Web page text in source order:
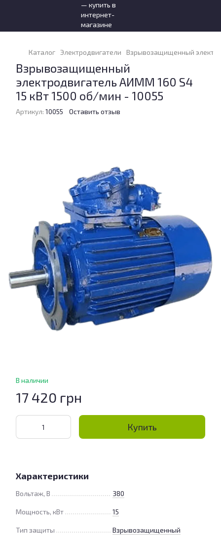
Каталог Электродвигатели Взрывозащищенный
Взрывозащищенный
электродвигатель АИММ 160 S4
15 кВт 1500 об/мин - 10055
Артикул: 10055 Оставить отзыв
В наличии
17 420 грн
Купить
Характеристики
Вольтаж, В 380
Мощность, кВт 15
Тип защиты Взрывозащищенный